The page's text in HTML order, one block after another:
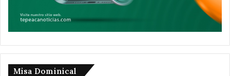
Misa Dominical